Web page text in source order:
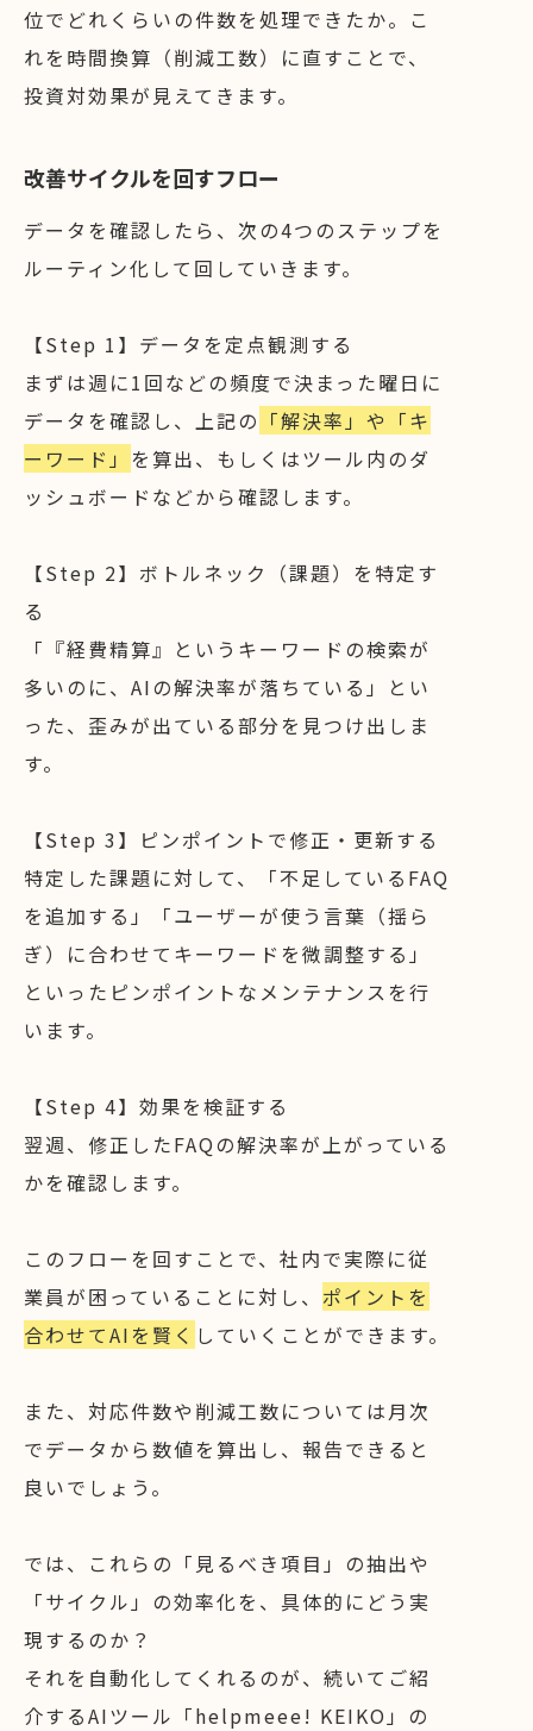
位でどれくらいの件数を処理できたか。こ
れを時間換算（削減工数）に直すことで、
投資対効果が見えてきます。
改善サイクルを回すフロー
データを確認したら、次の4つのステップを
ルーティン化して回していきます。
【Step 1】データを定点観測する
まずは週に1回などの頻度で決まった曜日に
データを確認し、上記の 「解決率」や「キ
ーワード」 を算出、もしくはツール内のダ
ッシュボードなどから確認します。
【Step 2】ボトルネック（課題）を特定す
る
「『経費精算』というキーワードの検索が
多いのに、AIの解決率が落ちている」とい
った、歪みが出ている部分を見つけ出しま
す。
【Step 3】ピンポイントで修正・更新する
特定した課題に対して、「不足しているFAQ
を追加する」「ユーザーが使う言葉（揺ら
ぎ）に合わせてキーワードを微調整する」
といったピンポイントなメンテナンスを行
います。
【Step 4】効果を検証する
翌週、修正したFAQの解決率が上がっている
かを確認します。
このフローを回すことで、社内で実際に従
業員が困っていることに対し、 ポイントを
合わせてAIを賢く していくことができます。
また、対応件数や削減工数については月次
でデータから数値を算出し、報告できると
良いでしょう。
では、これらの「見るべき項目」の抽出や
「サイクル」の効率化を、具体的にどう実
現するのか？
それを自動化してくれるのが、続いてご紹
介するAIツール「helpmeee! KEIKO」の